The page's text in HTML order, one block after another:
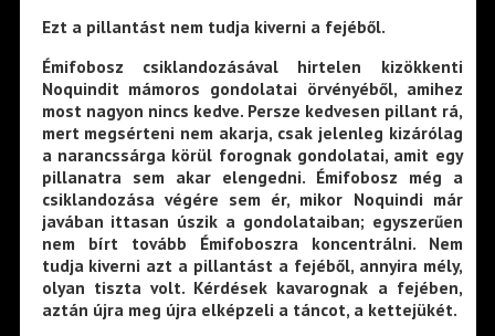
Ezt a pillantást nem tudja kiverni a fejéből.
Émifobosz csiklandozásával hirtelen kizökkenti
Noquindit mámoros gondolatai örvényéből, amihez
most nagyon nincs kedve. Persze kedvesen pillant rá,
mert megsérteni nem akarja, csak jelenleg kizárólag
a narancssárga körül forognak gondolatai, amit egy
pillanatra sem akar elengedni. Émifobosz még a
csiklandozása végére sem ér, mikor Noquindi már
javában ittasan úszik a gondolataiban; egyszerűen
nem bírt tovább Émifoboszra koncentrálni. Nem
tudja kiverni azt a pillantást a fejéből, annyira mély,
olyan tiszta volt. Kérdések kavarognak a fejében,
aztán újra meg újra elképzeli a táncot, a kettejükét.